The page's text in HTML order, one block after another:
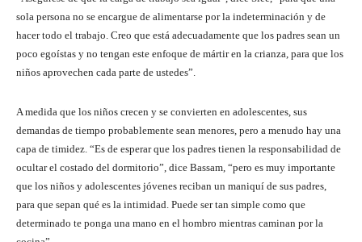
sola persona no se encargue de alimentarse por la indeterminación y de
hacer todo el trabajo. Creo que está adecuadamente que los padres sean un
poco egoístas y no tengan este enfoque de mártir en la crianza, para que los
niños aprovechen cada parte de ustedes”.
A medida que los niños crecen y se convierten en adolescentes, sus
demandas de tiempo probablemente sean menores, pero a menudo hay una
capa de timidez. “Es de esperar que los padres tienen la responsabilidad de
ocultar el costado del dormitorio”, dice Bassam, “pero es muy importante
que los niños y adolescentes jóvenes reciban un maniquí de sus padres,
para que sepan qué es la intimidad. Puede ser tan simple como que
determinado te ponga una mano en el hombro mientras caminan por la